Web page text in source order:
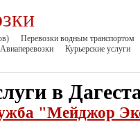
Перевозки водным транспортом
Авиаперевозки
Курьерские услуги
в
"Мейджор